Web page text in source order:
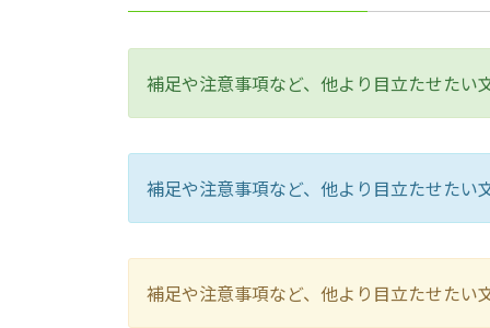
補足や注意事項など、他より目立たせたい
補足や注意事項など、他より目立たせたい
補足や注意事項など、他より目立たせたい